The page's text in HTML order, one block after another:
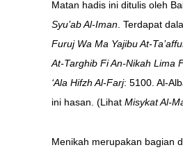
Matan hadis ini ditulis oleh
Syu’ab Al-Iman. Terdapat
Furuj Wa Ma Yajibu At-
At-Targhib Fi An-Nikah Lima
‘Ala Hifzh Al-Farj: 5100. Al-
ini hasan. (Lihat Misykat Al-
Menikah merupakan bagian